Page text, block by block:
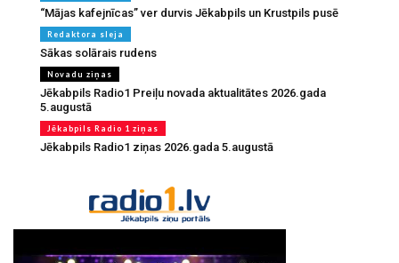
“Mājas kafejnīcas” ver durvis Jēkabpils un Krustpils pusē
Redaktora sleja
Sākas solārais rudens
Novadu ziņas
Jēkabpils Radio1 Preiļu novada aktualitātes 2026.gada
5.augustā
Jēkabpils Radio 1 ziņas
Jēkabpils Radio1 ziņas 2026.gada 5.augustā